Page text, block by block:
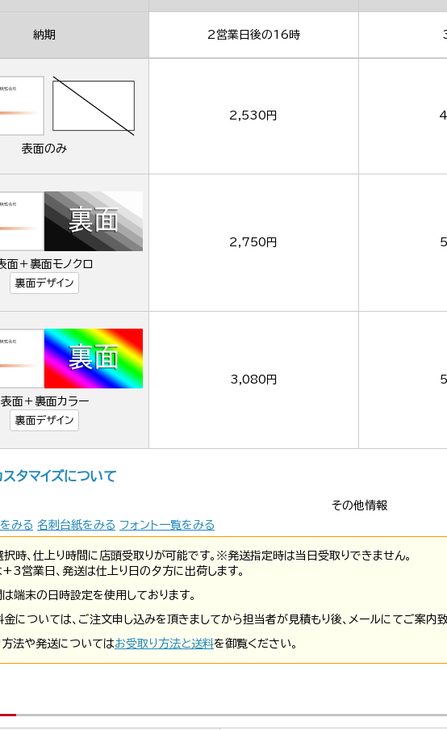
納期 2営業日後の16時
表面のみ
2,530円
面＋裏面モノクロ
裏面デザイン
2,750円
表面＋裏面カラー
裏面デザイン
3,080円
タマイズについて
その他情報
みる 名刺台紙をみる フォント一覧をみる
時、仕上り時間に店頭受取りが可能です。※発送指定時は当日受取りできません。
営業日、発送は仕上り日の夕方に出荷します。
端末の日時設定を使用しております。
については、ご注文申し込みを頂きましてから担当者が見積もり後、メールにてご案内致
方法や発送についてはお受取り方法と送料を御覧ください。